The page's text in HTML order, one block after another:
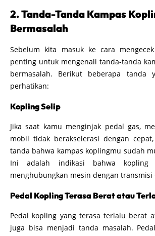
2. Tanda-Tanda Kampas
Bermasalah
Sebelum kita masuk ke cara
penting untuk mengenali tanda-tanda
bermasalah. Berikut beberapa tanda
perhatikan:
Kopling Selip
Jika saat kamu menginjak pedal gas,
mobil tidak berakselerasi dengan
tanda bahwa kampas koplingmu sudah
Ini adalah indikasi bahwa
menghubungkan mesin dengan transmisi
Pedal Kopling Terasa Berat atau
Pedal kopling yang terasa terlalu berat
juga bisa menjadi tanda masalah.